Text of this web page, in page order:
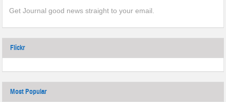
Get Journal good news straight to your email.
Flickr
Most Popular